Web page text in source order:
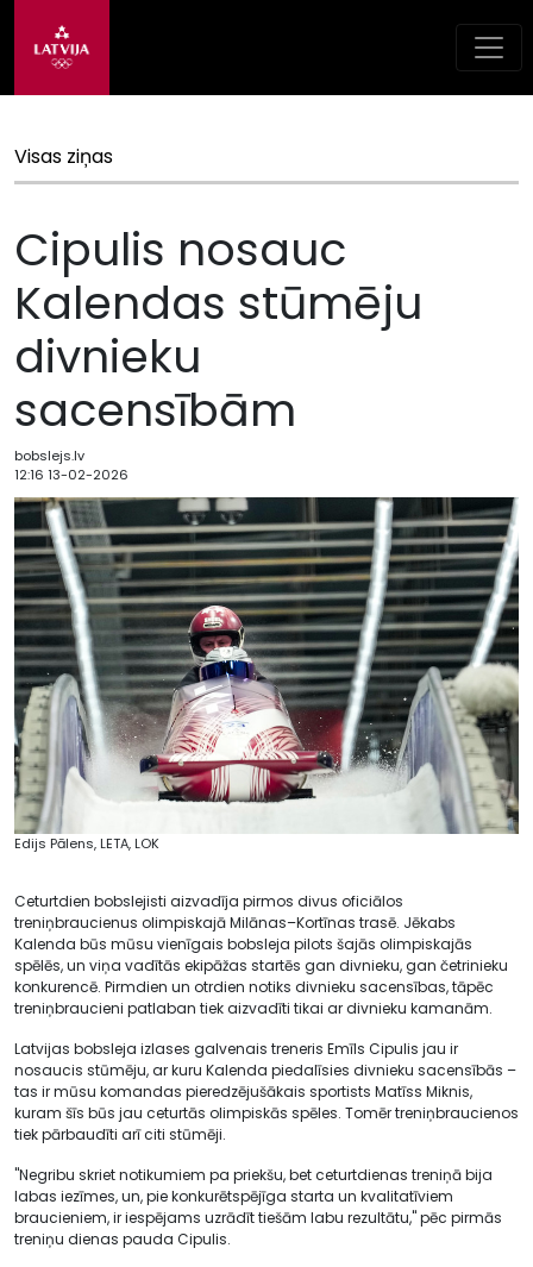
Visas ziņas
Cipulis nosauc
Kalendas stūmēju
divnieku
sacensībām
bobslejs.lv
12:16 13-02-2026
Edijs Pālens, LETA, LOK
Ceturtdien bobslejisti aizvadīja pirmos divus oficiālos
treniņbraucienus olimpiskajā Milānas–Kortīnas trasē. Jēkabs
Kalenda būs mūsu vienīgais bobsleja pilots šajās olimpiskajās
spēlēs, un viņa vadītās ekipāžas startēs gan divnieku, gan četrinieku
konkurencē. Pirmdien un otrdien notiks divnieku sacensības, tāpēc
treniņbraucieni patlaban tiek aizvadīti tikai ar divnieku kamanām.
Latvijas bobsleja izlases galvenais treneris Emīls Cipulis jau ir
nosaucis stūmēju, ar kuru Kalenda piedalīsies divnieku sacensībās –
tas ir mūsu komandas pieredzējušākais sportists Matīss Miknis,
kuram šīs būs jau ceturtās olimpiskās spēles. Tomēr treniņbraucienos
tiek pārbaudīti arī citi stūmēji.
"Negribu skriet notikumiem pa priekšu, bet ceturtdienas treniņā bija
labas iezīmes, un, pie konkurētspējīga starta un kvalitatīviem
braucieniem, ir iespējams uzrādīt tiešām labu rezultātu," pēc pirmās
treniņu dienas pauda Cipulis.